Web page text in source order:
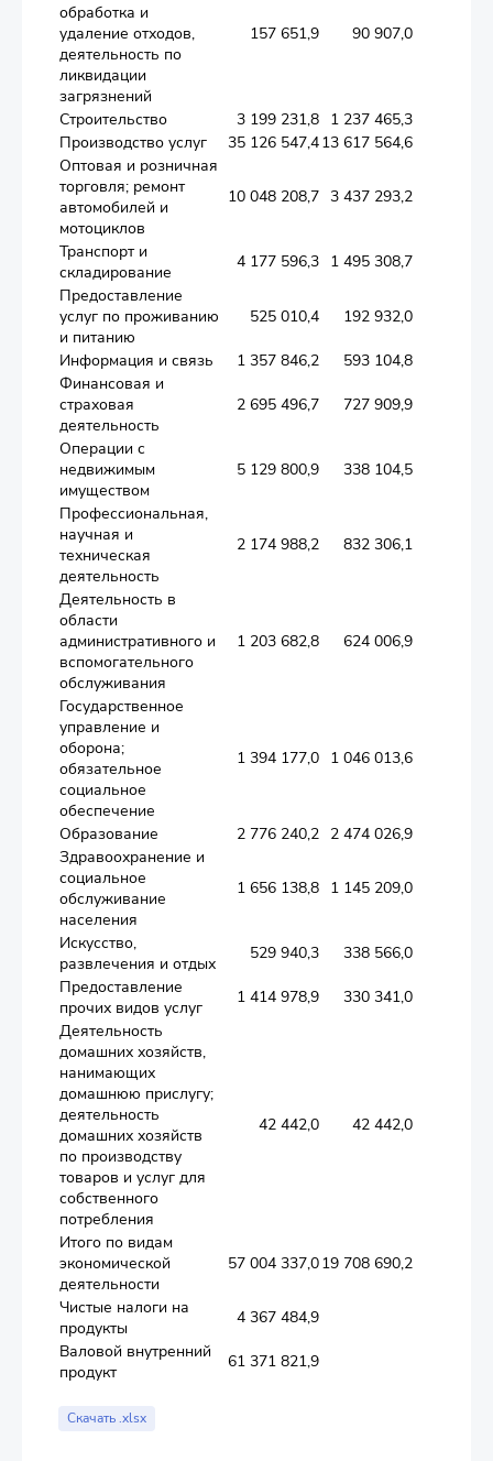
обработка и
удаление отходов,
деятельность по
ликвидации
загрязнений
157 651,9 90 907,0
Строительство 3 199 231,8 1 237 465,3
Производство услуг
35 126 547,413 617 564,6
Оптовая и розничная
торговля; ремонт
автомобилей и
мотоциклов
10 048 208,7 3 437 293,2
Транспорт и
складирование
4 177 596,3 1 495 308,7
Предоставление
услуг по проживанию
и питанию
525 010,4 192 932,0
Информация и связь 1 357 846,2 593 104,8
Финансовая и
страховая
деятельность
2 695 496,7 727 909,9
Операции с
недвижимым
имуществом
5 129 800,9 338 104,5
Профессиональная,
научная и
техническая
деятельность
2 174 988,2 832 306,1
Деятельность в
области
административного и
вспомогательного
обслуживания
1 203 682,8 624 006,9
Государственное
управление и
оборона;
обязательное
социальное
обеспечение
1 394 177,0 1 046 013,6
Образование 2 776 240,2 2 474 026,9
Здравоохранение и
социальное
обслуживание
населения
1 656 138,8 1 145 209,0
Искусство,
развлечения и отдых
529 940,3 338 566,0
Предоставление
прочих видов услуг
1 414 978,9 330 341,0
Деятельность
домашних хозяйств,
нанимающих
домашнюю прислугу;
деятельность
домашних хозяйств
по производству
товаров и услуг для
собственного
потребления
42 442,0 42 442,0
Итого по видам
экономической
деятельности
57 004 337,019 708 690,2
Чистые налоги на
продукты
4 367 484,9
Валовой внутренний
продукт
61 371 821,9
Скачать .xlsx